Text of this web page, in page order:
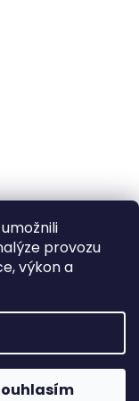
provozu
výkon a
práva
cookies